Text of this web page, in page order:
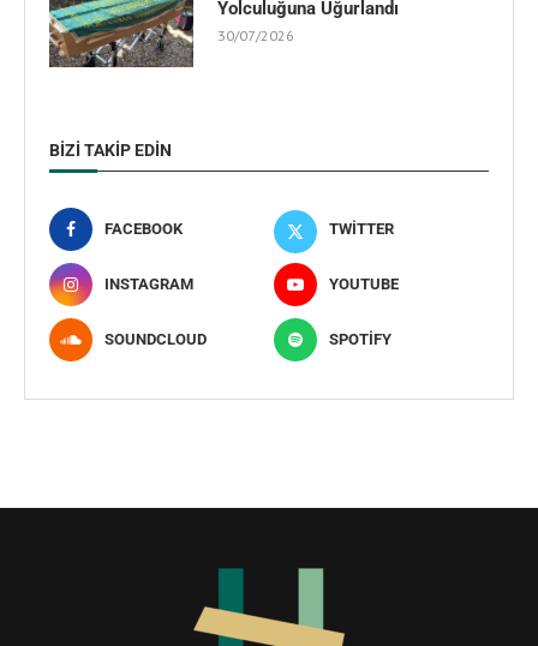
Yolculuğuna Uğurlandı
30/07/2026
BIZI TAKIP EDIN
FACEBOOK TWITTER
INSTAGRAM YOUTUBE
SOUNDCLOUD SPOTIFY